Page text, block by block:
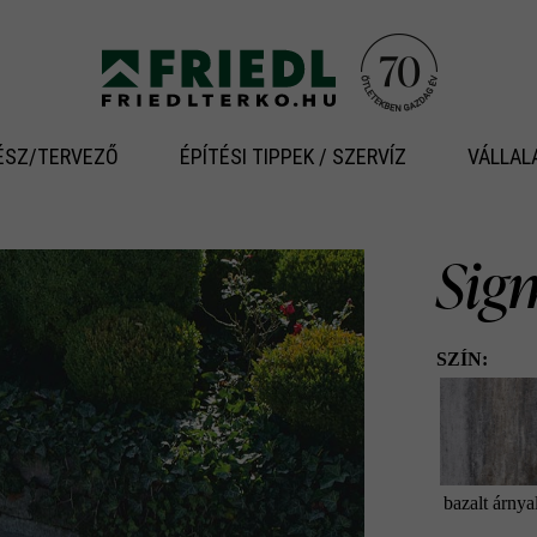
TERVEZŐ ÉPÍTÉSI TIPPEK / SZERVÍZ
SZÍN:
bazalt